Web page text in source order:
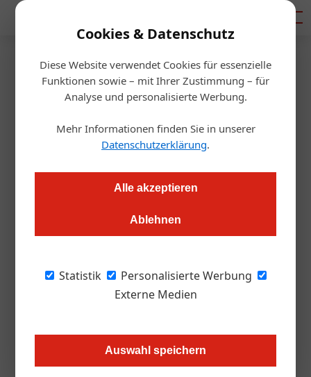
Cookies & Datenschutz
Diese Website verwendet Cookies für essenzielle
Funktionen sowie – mit Ihrer Zustimmung – für
Analyse und personalisierte Werbung.
Mehr Informationen finden Sie in unserer
Datenschutzerklärung.
Alle akzeptieren
Ablehnen
Statistik
Personalisierte Werbung
Externe Medien
Auswahl speichern
Startseite/Allgemein
Karriere
Karin Seiler wird neue
Geschäftsführerin der Tirol
Werbung
steht nach dem Hearing zur Neubestellung der
Geschäftsführung der Tirol Werbung als Erstgereihte fest. Ab
Landestourismusorganisation.